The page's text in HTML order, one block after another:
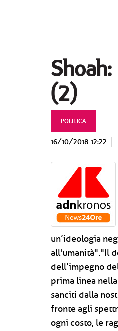
(2)
POLITICA
16/10/2018 12:22
un’ideologia
all'umanità"."Il
dell’impegno
prima linea
sanciti dalla
fronte agli
ogni costo, le